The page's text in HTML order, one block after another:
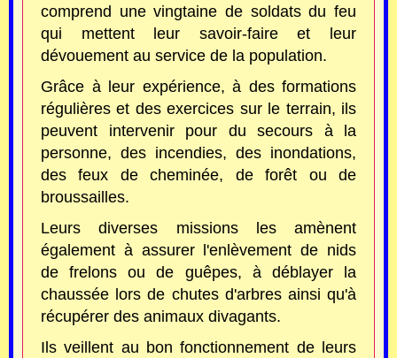
comprend une vingtaine de soldats du feu
qui mettent leur savoir-faire et leur
dévouement au service de la population.
Grâce à leur expérience, à des formations
régulières et des exercices sur le terrain, ils
peuvent intervenir pour du secours à la
personne, des incendies, des inondations,
des feux de cheminée, de forêt ou de
broussailles.
Leurs diverses missions les amènent
également à assurer l'enlèvement de nids
de frelons ou de guêpes, à déblayer la
chaussée lors de chutes d'arbres ainsi qu'à
récupérer des animaux divagants.
Ils veillent au bon fonctionnement de leurs